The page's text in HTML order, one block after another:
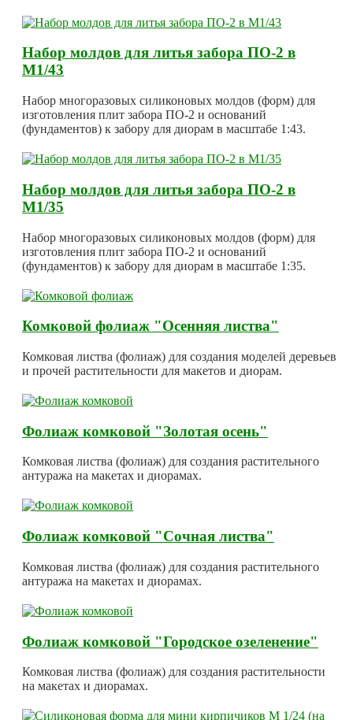
Набор молдов для литья забора ПО-2 в
М1/43
Набор многоразовых силиконовых молдов (форм) для
изготовления плит забора ПО-2 и оснований
(фундаментов) к забору для диорам в масштабе 1:43.
Набор молдов для литья забора ПО-2 в
М1/35
Набор многоразовых силиконовых молдов (форм) для
изготовления плит забора ПО-2 и оснований
(фундаментов) к забору для диорам в масштабе 1:35.
Комковой фолиаж "Осенняя листва"
Комковая листва (фолиаж) для создания моделей деревьев
и прочей растительности для макетов и диорам.
Фолиаж комковой "Золотая осень"
Комковая листва (фолиаж) для создания растительного
антуража на макетах и диорамах.
Фолиаж комковой "Сочная листва"
Комковая листва (фолиаж) для создания растительного
антуража на макетах и диорамах.
Фолиаж комковой "Городское озеленение"
Комковая листва (фолиаж) для создания растительности
на макетах и диорамах.